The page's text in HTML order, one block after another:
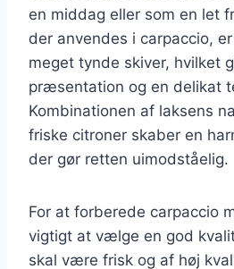
en middag eller som en let
der anvendes i carpaccio,
meget tynde skiver, hvilket
præsentation og en delikat
Kombinationen af laksens
friske citroner skaber en
der gør retten uimodståelig.
For at forberede carpaccio
vigtigt at vælge en god
skal være frisk og af høj